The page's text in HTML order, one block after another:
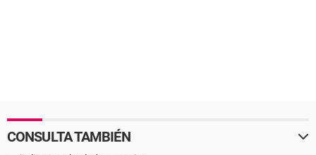
CONSULTA TAMBIÉN